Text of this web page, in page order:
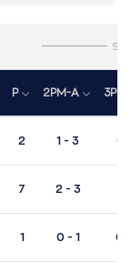
P 2PM-A
2 1 - 3 0
7 2 - 3
1 0 - 1 0